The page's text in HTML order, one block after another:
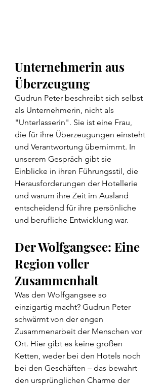
Unternehmerin aus
Überzeugung
Gudrun Peter beschreibt sich selbst
als Unternehmerin, nicht als
"Unterlasserin". Sie ist eine Frau,
die für ihre Überzeugungen einsteht
und Verantwortung übernimmt. In
unserem Gespräch gibt sie
Einblicke in ihren Führungsstil, die
Herausforderungen der Hotellerie
und warum ihre Zeit im Ausland
entscheidend für ihre persönliche
und berufliche Entwicklung war.
Der Wolfgangsee: Eine
Region voller
Zusammenhalt
Was den Wolfgangsee so
einzigartig macht? Gudrun Peter
schwärmt von der engen
Zusammenarbeit der Menschen vor
Ort. Hier gibt es keine großen
Ketten, weder bei den Hotels noch
bei den Geschäften – das bewahrt
den ursprünglichen Charme der